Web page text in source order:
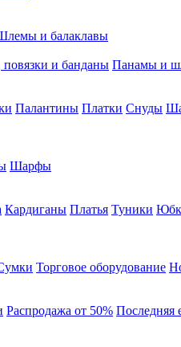
и балаклавы
и банданы Панамы и
Палантины Платки Снуды
Шарфы
Кардиганы Платья Туники
Торговое оборудование
Распродажа от 50% Последняя